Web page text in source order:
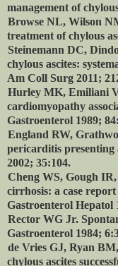
management of
Browse NL, Wilson
treatment of chylous
Steinemann DC,
chylous ascites:
Am Coll Surg 2011;
Hurley MK, Emiliani
cardiomyopathy
Gastroenterol 1989;
England RW,
pericarditis presenting
2002; 35:104.
Cheng WS, Gough
cirrhosis: a case
Gastroenterol Hepatol
Rector WG Jr.
Gastroenterol 1984;
de Vries GJ, Ryan
chylous ascites